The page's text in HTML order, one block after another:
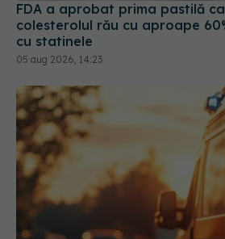
FDA a aprobat prima pastilă
colesterolul rău cu aproape
cu statinele
05 aug 2026, 14:23